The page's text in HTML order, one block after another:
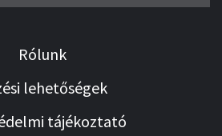
Rólunk
lehetőségek
tájékoztató